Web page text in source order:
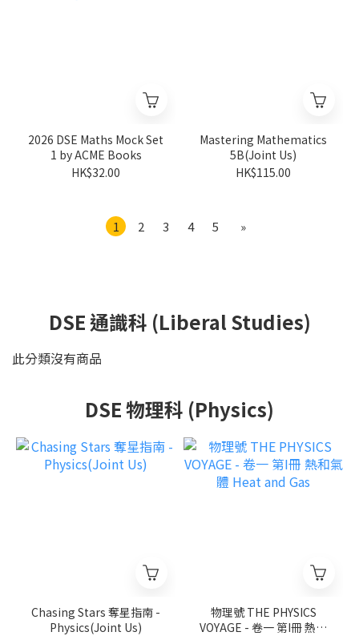
2026 DSE Maths Mock Set
1 by ACME Books
HK$32.00
Mastering Mathematics
5B(Joint Us)
HK$115.00
1 2 3 4 5 »
DSE 通識科 (Liberal Studies)
此分類沒有商品
DSE 物理科 (Physics)
Chasing Stars 奪星指南 -
Physics(Joint Us)
物理號 THE PHYSICS
VOYAGE - 卷一 第I冊 熱和